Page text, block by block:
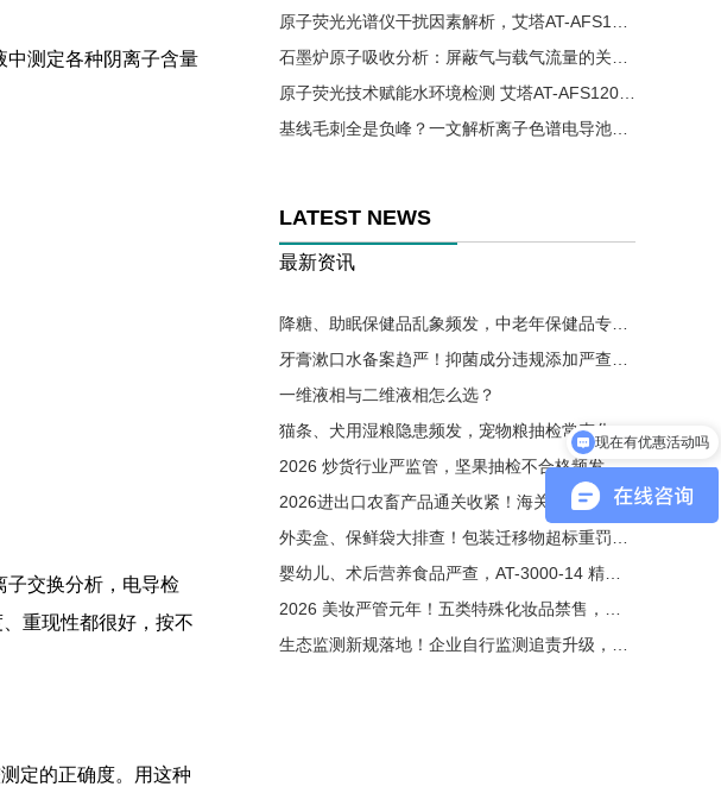
LATEST NEWS
最新资讯
一维液相与二维液相怎么选？
2026 炒货行业严监管，坚果抽检不合格频发！黄曲霉毒素重灾区，液相检测成出厂硬性要求
2026进出口农畜产品通关收紧！海关仅认可合规液相检测原始图谱
中测定各种阴离子含量
子交换分析，电导检
重现性都很好，按不
定的正确度。用这种
现在有优惠活动吗